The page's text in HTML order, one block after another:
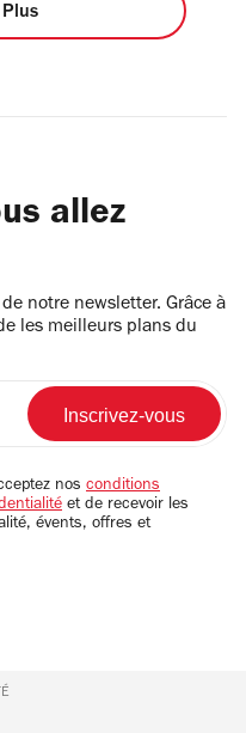
allez
notre newsletter. Grâce à
les meilleurs plans du
nos conditions
et de recevoir les
évents, offres et